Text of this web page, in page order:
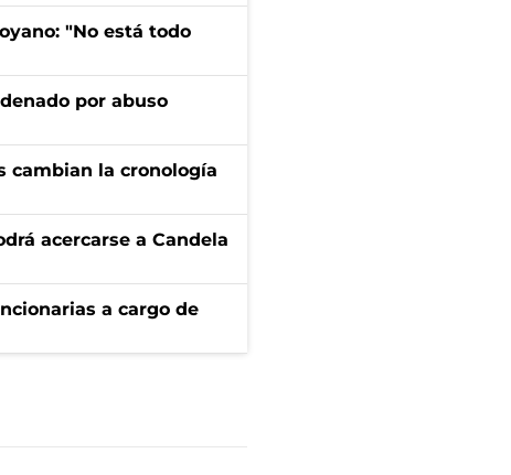
"No está todo
por abuso
cambian la cronología
acercarse a Candela
a cargo de